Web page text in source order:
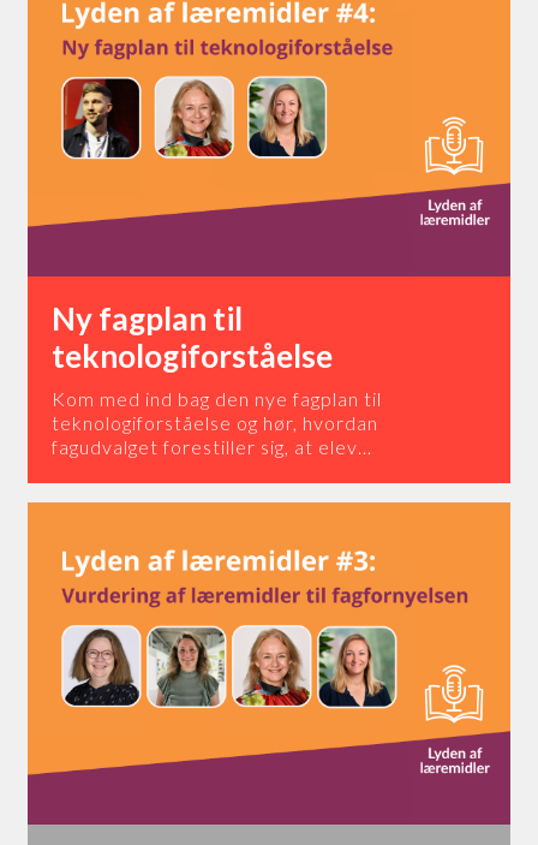
Ny fagplan til
teknologiforståelse
Kom med ind bag den nye fagplan til
teknologiforståelse og hør, hvordan
fagudvalget forestiller sig, at elev…